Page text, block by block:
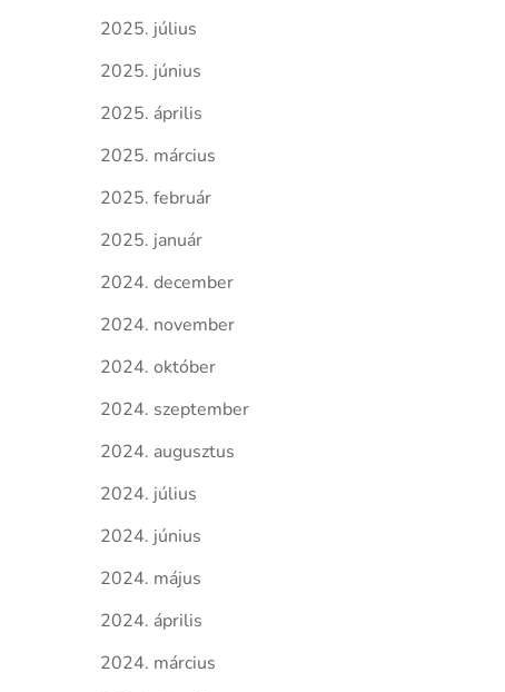
2025. július
2025. június
2025. április
2025. március
2025. február
2025. január
2024. december
2024. november
2024. október
2024. szeptember
2024. augusztus
2024. július
2024. június
2024. május
2024. április
2024. március